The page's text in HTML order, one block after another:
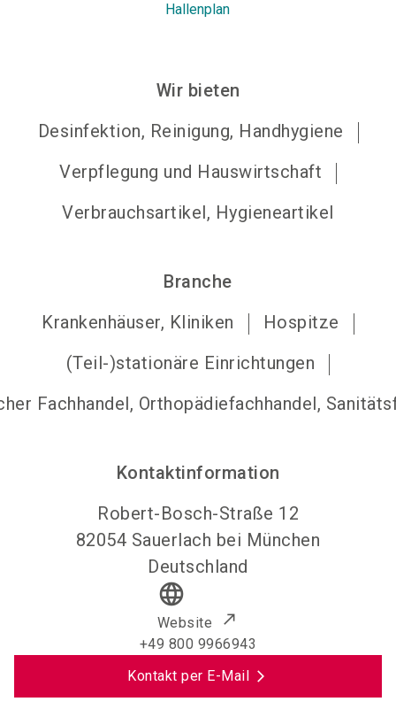
Hallenplan
Wir bieten
Desinfektion, Reinigung, Handhygiene
Verpflegung und Hauswirtschaft
Verbrauchsartikel, Hygieneartikel
Branche
Krankenhäuser, Kliniken
Hospitze
(Teil-)stationäre Einrichtungen
Fachhandel, Orthopädiefachhandel,
Kontaktinformation
Robert-Bosch-Straße 12
82054 Sauerlach bei München
Deutschland
language
Website
+49 800 9966943
Kontakt per E-Mail